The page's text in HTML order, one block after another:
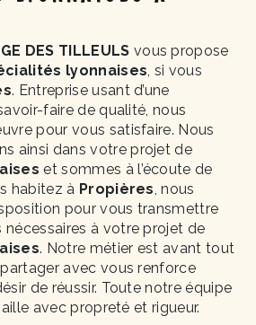
DES TILLEULS vous propose
lyonnaises, si vous
. Entreprise usant d’une
faire de qualité, nous
pour vous satisfaire. Nous
ainsi dans votre projet de
et sommes à l’écoute de
habitez à Propières, nous
pour vous transmettre
nécessaires à votre projet de
. Notre métier est avant tout
avec vous renforce
de réussir. Toute notre équipe
avec propreté et rigueur.